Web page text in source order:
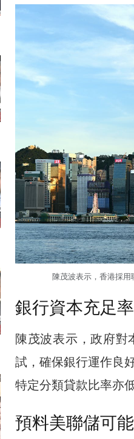
陳茂波表示，香港採用
銀行資本充足
陳茂波表示，政府對
試，確保銀行運作良
特定分類貸款比率亦
預料美聯儲可